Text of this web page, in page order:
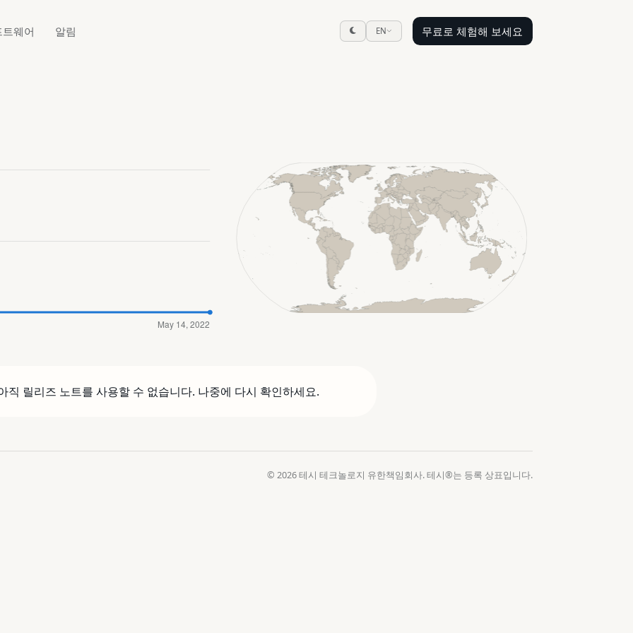
트웨어 알림 EN 무료로 체험해 보세요
직 릴리즈 노트를 사용할 수 없습니다. 나중에 다시 확인하세요.
© 2026 테시 테크놀로지 유한책임회사. 테시®는 등록 상표입니다.